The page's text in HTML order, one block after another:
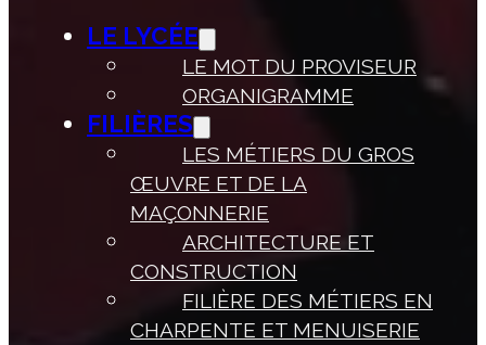
LE LYCÉE
LE MOT DU PROVISEUR
ORGANIGRAMME
FILIÈRES
LES MÉTIERS DU GROS
ŒUVRE ET DE LA
MAÇONNERIE
ARCHITECTURE ET
CONSTRUCTION
FILIÈRE DES MÉTIERS EN
CHARPENTE ET MENUISERIE